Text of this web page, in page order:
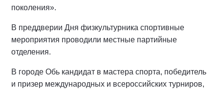
поколения».
В преддверии Дня физкультурника спортивные
мероприятия проводили местные партийные
отделения.
В городе Обь кандидат в мастера спорта, победитель
и призер международных и всероссийских турниров,